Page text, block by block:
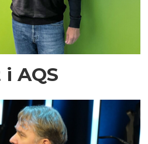
AQS